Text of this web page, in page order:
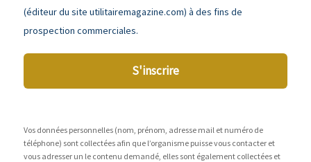
(éditeur du site utilitairemagazine.com) à des fins de
prospection commerciales.
S'inscrire
Vos données personnelles (nom, prénom, adresse mail et numéro de
téléphone) sont collectées afin que l’organisme puisse vous contacter et
vous adresser un le contenu demandé, elles sont également collectées et